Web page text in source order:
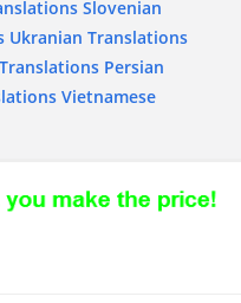
Slovenian
Ukranian Translations
Persian
Vietnamese